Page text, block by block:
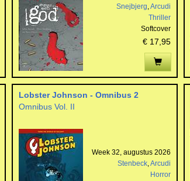
Snejbjerg,Arcudi
Thriller
Softcover
€ 17,95
Lobster Johnson - Omnibus 2
Omnibus Vol. II
Week 32, augustus 2026
Stenbeck,Arcudi
Horror